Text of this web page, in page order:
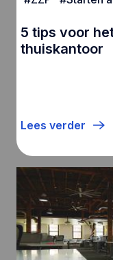
5 tips voor
thuiskantoor
Lees verder